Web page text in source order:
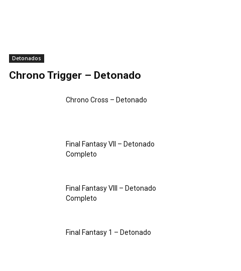
Detonados
Chrono Trigger – Detonado
Chrono Cross – Detonado
Final Fantasy VII – Detonado
Completo
Final Fantasy VIII – Detonado
Completo
Final Fantasy 1 – Detonado